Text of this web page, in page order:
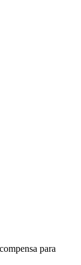
para